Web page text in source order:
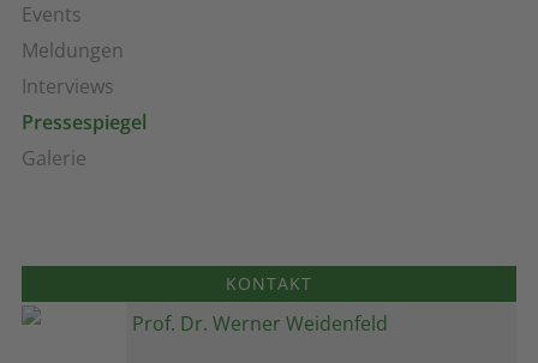
Events
Meldungen
Interviews
Pressespiegel
Galerie
KONTAKT
Prof. Dr. Werner Weidenfeld